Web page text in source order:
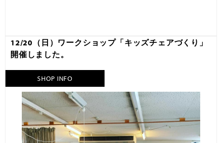
12/20（日）ワークショップ「キッズチェアづくり」
開催しました。
SHOP INFO